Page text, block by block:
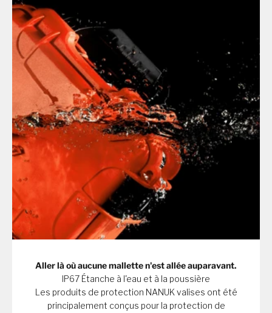
Aller là où aucune mallette n'est allée auparavant.
IP67 Étanche à l'eau et à la poussière
Les produits de protection NANUK valises ont été
principalement conçus pour la protection de